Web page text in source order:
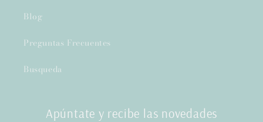
Blog
Preguntas Frecuentes
Busqueda
Apúntate y recibe las novedades